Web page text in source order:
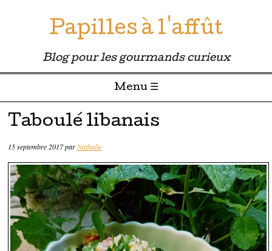
Papilles à l'affût
Blog pour les gourmands curieux
Menu ☰
Passer directement au contenu
Taboulé libanais
15 septembre 2017parNathalie